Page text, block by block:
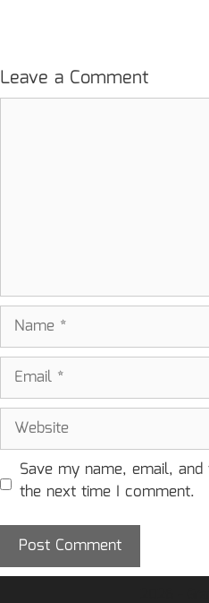
Leave a Comment
Name
Email
Website
Save my name, email,
the next time I comment.